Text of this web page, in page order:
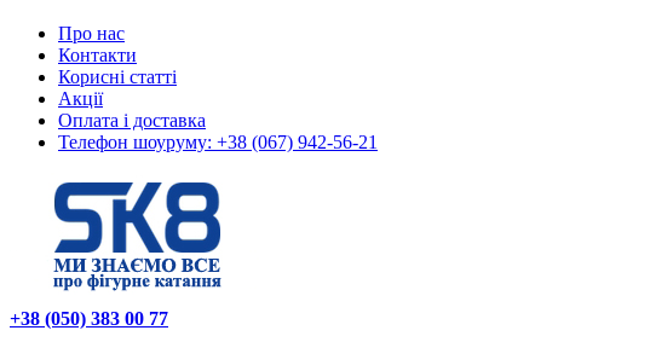
Про нас
Контакти
Корисні статті
Акції
Оплата і доставка
Телефон шоуруму: +38 (067) 942-56-21
+38 (050) 383 00 77